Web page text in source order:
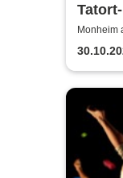
für
Monheim